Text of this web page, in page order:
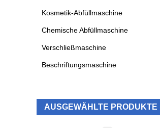
Kosmetik-Abfüllmaschine
Chemische Abfüllmaschine
Verschließmaschine
Beschriftungsmaschine
AUSGEWÄHLTE PRODUKTE